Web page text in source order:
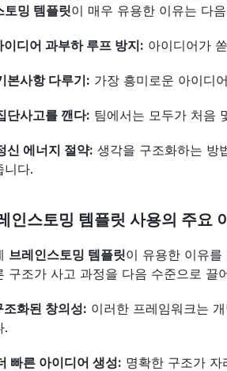
토밍 템플릿이 매우 유용한 이유는 다
이디어 과부하 루프 방지: 아이디어가
본사항 다루기: 가장 흥미로운 아이디
단사고를 깬다: 팀에서는 모두가 처음
신 에너지 절약: 생각을 구조화하는 방
니다.
인스토밍 템플릿 사용의 주요
브레인스토밍 템플릿이 유용한 이유
구조가 사고 과정을 다음 수준으로 끌
조화된 창의성: 이러한 프레임워크는
.
빠른 아이디어 생성: 명확한 구조가